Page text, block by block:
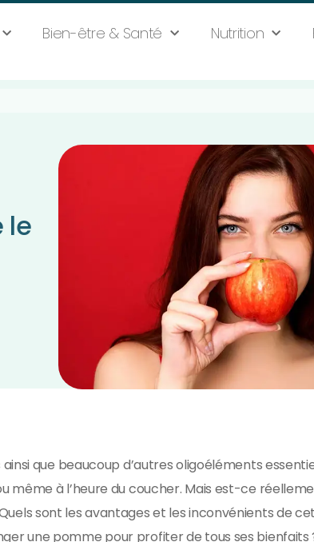
Bien-être & Santé Nutrition
le
que beaucoup d’autres oligoéléments
même à l’heure du coucher. Mais est-ce
sont les avantages et les inconvénients de
une pomme pour profiter de tous ses bienfaits